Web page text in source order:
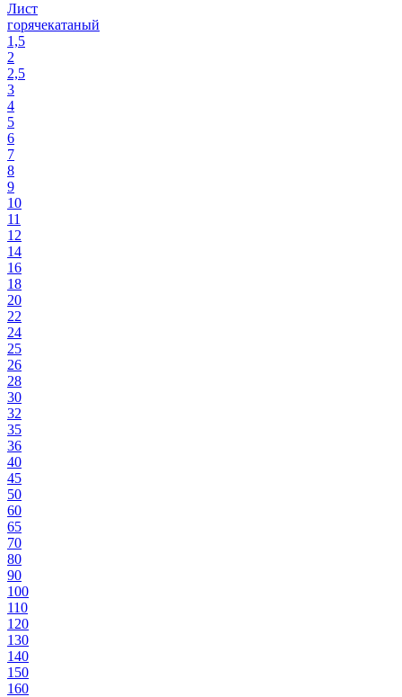
Лист
горячекатаный
1,5
2
2,5
3
4
5
6
7
8
9
10
11
12
14
16
18
20
22
24
25
26
28
30
32
35
36
40
45
50
60
65
70
80
90
100
110
120
130
140
150
160